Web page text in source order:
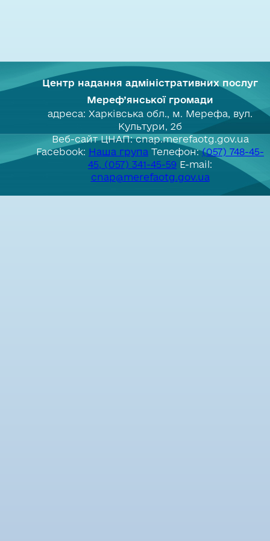
Центр надання адміністративних послуг
Мереф’янської громади
адреса: Харківська обл., м. Мерефа, вул.
Культури, 2б
Веб-сайт ЦНАП: cnap.merefaotg.gov.ua
Facebook: Наша група Телефон:(057) 748-45-
45, (057) 341-45-59 E-mail:
cnap@merefaotg.gov.ua